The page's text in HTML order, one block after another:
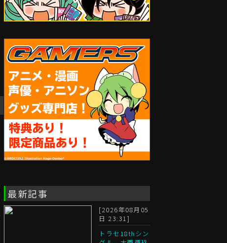
最新記事
[2026年08月05
日 23:31]
トラセ18thシン